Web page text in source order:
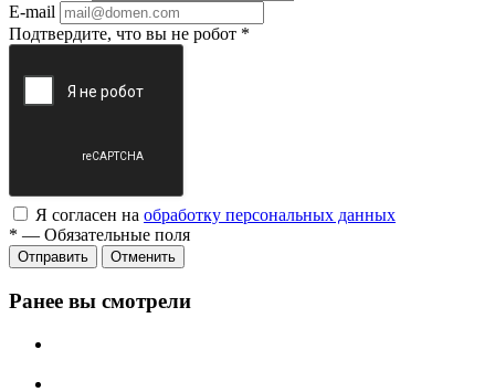
E-mail
Подтвердите, что вы не робот *
Я согласен на обработку персональных данных
* — Обязательные поля
Отменить
Ранее вы смотрели